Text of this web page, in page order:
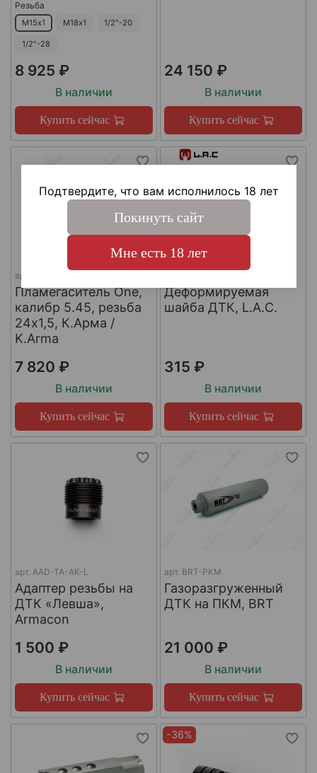
Резьба
М15х1 М18х1 1/2"-20
1/2"-28
8 925 ₽
В наличии
Купить сейчас
24 150 ₽
В наличии
Купить сейчас
арт.
Пламегаситель One,
калибр 5.45, резьба
24х1,5, К.Арма /
K.Arma
7 820 ₽
В наличии
Купить сейчас
Деформируемая
шайба ДТК, L.A.C.
315 ₽
В наличии
Купить сейчас
арт. AAD-TA-AK-L
Адаптер резьбы на
ДТК «Левша»,
Armacon
1 500 ₽
В наличии
Купить сейчас
арт. BRT-PKM
Газоразгруженный
ДТК на ПКМ, BRT
21 000 ₽
В наличии
Купить сейчас
-36%
Подтвердите, что вам исполнилось 18 лет
Покинуть сайт
Мне есть 18 лет